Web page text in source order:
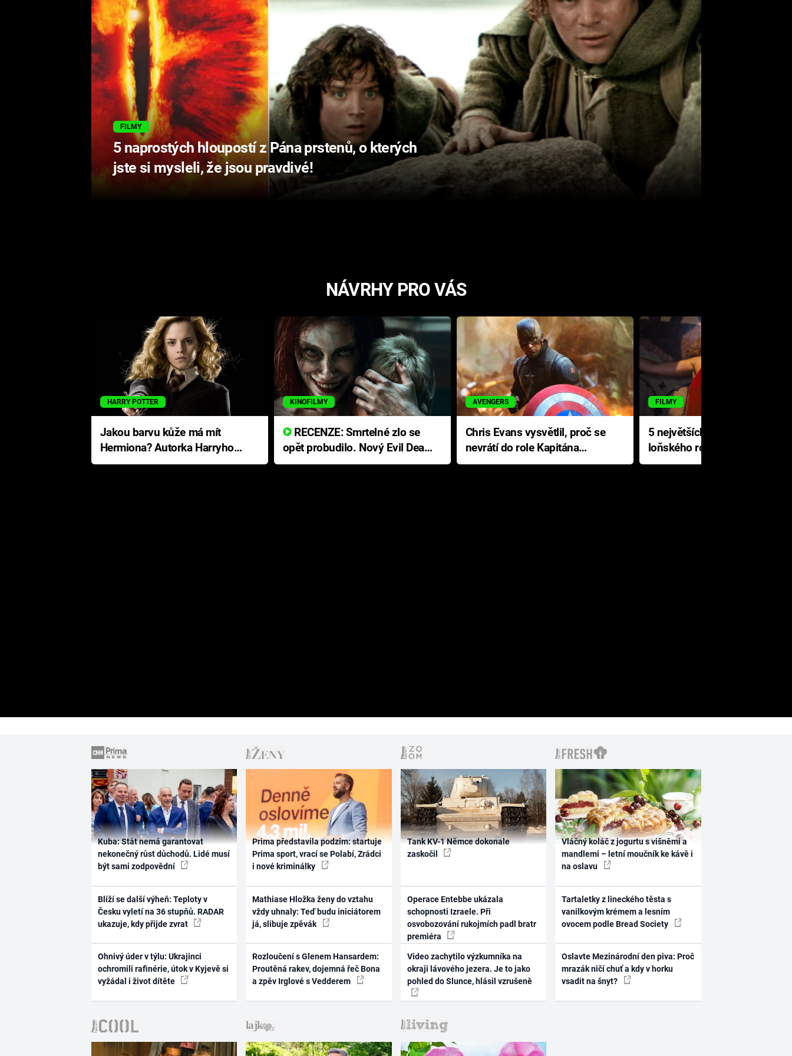
FILMY
5 naprostých hloupostí z Pána prstenů, o kterých
jste si mysleli, že jsou pravdivé!
NÁVRHY PRO VÁS
HARRY POTTER
Jakou barvu kůže má mít
Hermiona? Autorka Harryho
Pottera přišla s ráznou
KINOFILMY
RECENZE: Smrtelné zlo se
opět probudilo. Nový Evil Dead
přichází s neodolatelnou
AVENGERS
Chris Evans vysvětlil, proč se
nevrátí do role Kapitána
Ameriky
FILMY
5 největších propadáků
loňského roku: Disney na
jediné katastrofě prodělal 200
Kuba: Stát nemá garantovat
nekonečný růst důchodů. Lidé musí
být sami zodpovědní
Blíží se další výheň: Teploty v
Česku vyletí na 36 stupňů. RADAR
ukazuje, kdy přijde zvrat
Ohnivý úder v týlu: Ukrajinci
ochromili rafinérie, útok v Kyjevě si
vyžádal i život dítěte
Prima představila podzim: startuje
Prima sport, vrací se Polabí, Zrádci
i nové kriminálky
Mathiase Hložka ženy do vztahu
vždy uhnaly: Teď budu iniciátorem
já, slibuje zpěvák
Rozloučení s Glenem Hansardem:
Proutěná rakev, dojemná řeč Bona
a zpěv Irglové s Vedderem
Tank KV-1 Němce dokonale
zaskočil
Operace Entebbe ukázala
schopnosti Izraele. Při
osvobozování rukojmích padl bratr
premiéra
Video zachytilo výzkumníka na
okraji lávového jezera. Je to jako
pohled do Slunce, hlásil vzrušeně
Vláčný koláč z jogurtu s višněmi a
mandlemi – letní moučník ke kávě i
na oslavu
Tartaletky z lineckého těsta s
vanilkovým krémem a lesním
ovocem podle Bread Society
Oslavte Mezinárodní den piva: Proč
mrazák ničí chuť a kdy v horku
vsadit na šnyt?